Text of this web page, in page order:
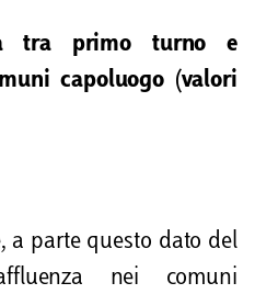
tra primo turno e
capoluogo (valori
questo dato del
nei comuni